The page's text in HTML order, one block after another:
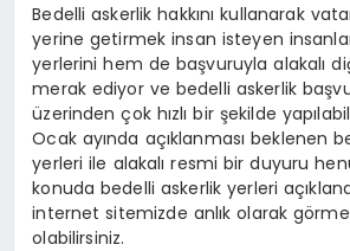
Bedelli askerlik hakkını kullanarak
yerine getirmek insan isteyen
yerlerini hem de başvuruyla alakalı
merak ediyor ve bedelli askerlik
üzerinden çok hızlı bir şekilde
Ocak ayında açıklanması beklenen
yerleri ile alakalı resmi bir duyuru
konuda bedelli askerlik yerleri
internet sitemizde anlık olarak görme
olabilirsiniz.